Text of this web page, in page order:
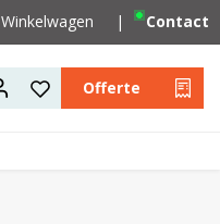
Winkelwagen | Contact
Offerte